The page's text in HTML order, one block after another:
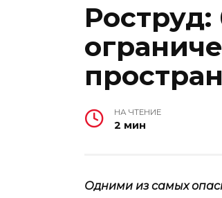
Роструд:
НА ЧТЕНИЕ
2 мин
Одними из самых